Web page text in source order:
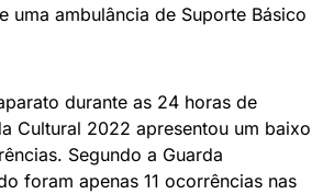
uma ambulância de Suporte Básico
durante as 24 horas de
Cultural 2022 apresentou um baixo
Segundo a Guarda
foram apenas 11 ocorrências nas